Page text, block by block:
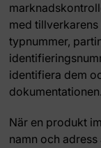
med tillverkarens
typnummer,
identifiera dem
dokumentationen.
När en produkt
namn och